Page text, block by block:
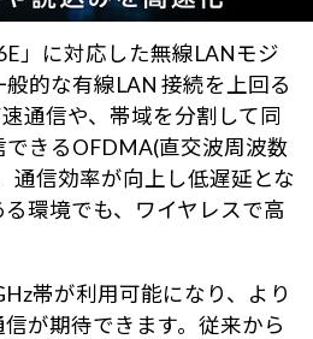
」に対応した無線LANモジ
的な有線LAN 接続を上回る
通信や、帯域を分割して同
きるOFDMA(直交波周波数
通信効率が向上し低遅延とな
環境でも、ワイヤレスで高
帯が利用可能になり、より
が期待できます。従来から